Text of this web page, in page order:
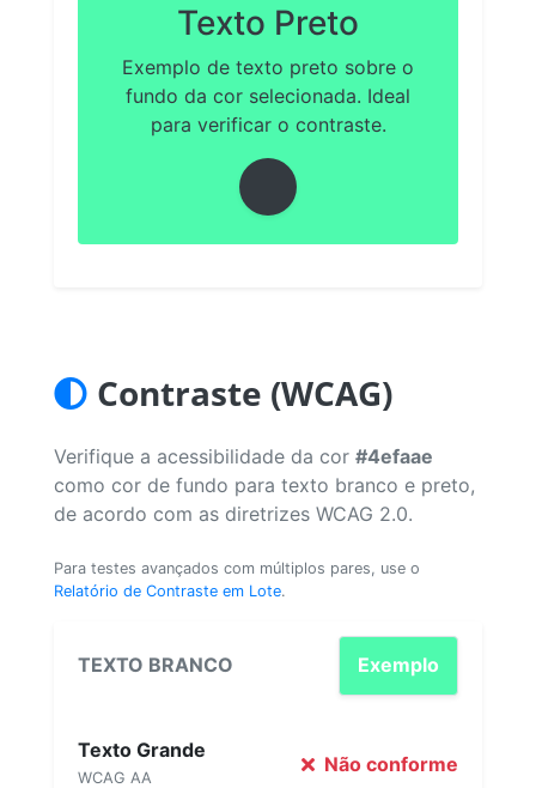
Texto Preto
Exemplo de texto preto sobre o
fundo da cor selecionada. Ideal
para verificar o contraste.
Contraste (WCAG)
Verifique a acessibilidade da cor #4efaae
como cor de fundo para texto branco e preto,
de acordo com as diretrizes WCAG 2.0.
Para testes avançados com múltiplos pares, use o
Relatório de Contraste em Lote.
TEXTO BRANCO Exemplo
Texto Grande
WCAG AA
Não conforme